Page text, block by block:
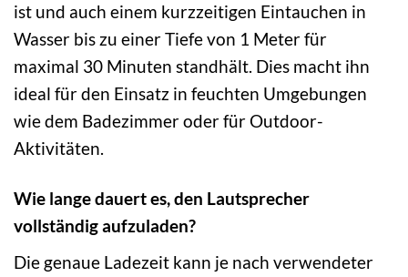
ist und auch einem kurzzeitigen Eintauchen in
Wasser bis zu einer Tiefe von 1 Meter für
maximal 30 Minuten standhält. Dies macht ihn
ideal für den Einsatz in feuchten Umgebungen
wie dem Badezimmer oder für Outdoor-
Aktivitäten.
Wie lange dauert es, den Lautsprecher
vollständig aufzuladen?
Die genaue Ladezeit kann je nach verwendeter